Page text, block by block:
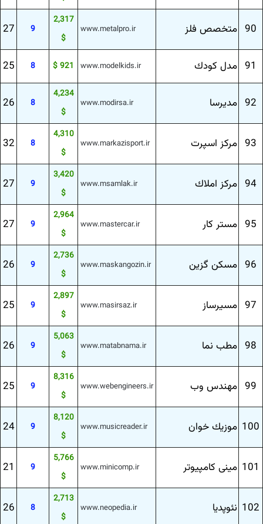
90 متخصص فلز www.metalpro.ir
2,317
$
9
27
91 مدل كودك www.modelkids.ir
921 $
8
25
92 مدیرسا www.modirsa.ir
4,234
$
8
26
93 مركز اسپرت www.markazisport.ir
4,310
$
8
32
94 مركز املاك www.msamlak.ir
3,420
$
9
27
95 مستر كار www.mastercar.ir
2,964
$
9
27
96 مسكن گزین www.maskangozin.ir
2,736
$
9
26
97 مسیرساز www.masirsaz.ir
2,897
$
9
25
98 مطب نما www.matabnama.ir
5,063
$
9
26
99 مهندس وب www.webengineers.ir
8,316
$
9
25
100 موزیك خوان www.musicreader.ir
8,120
$
9
24
101 مینی كامپیوتر www.minicomp.ir
5,766
$
9
21
102 نئوپدیا www.neopedia.ir
2,713
$
8
26